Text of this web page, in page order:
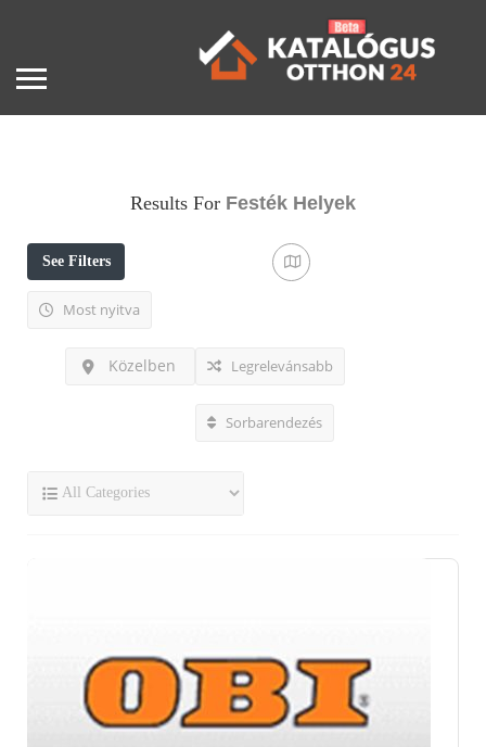
Results For Festék Helyek
See Filters
Most nyitva
Közelben Legrelevánsabb
Sorbarendezés